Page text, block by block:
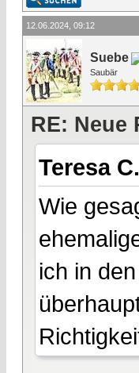
12.06.2024, 09:12
Suebe
Saubär
RE: Neue
Teresa
Wie
ich in